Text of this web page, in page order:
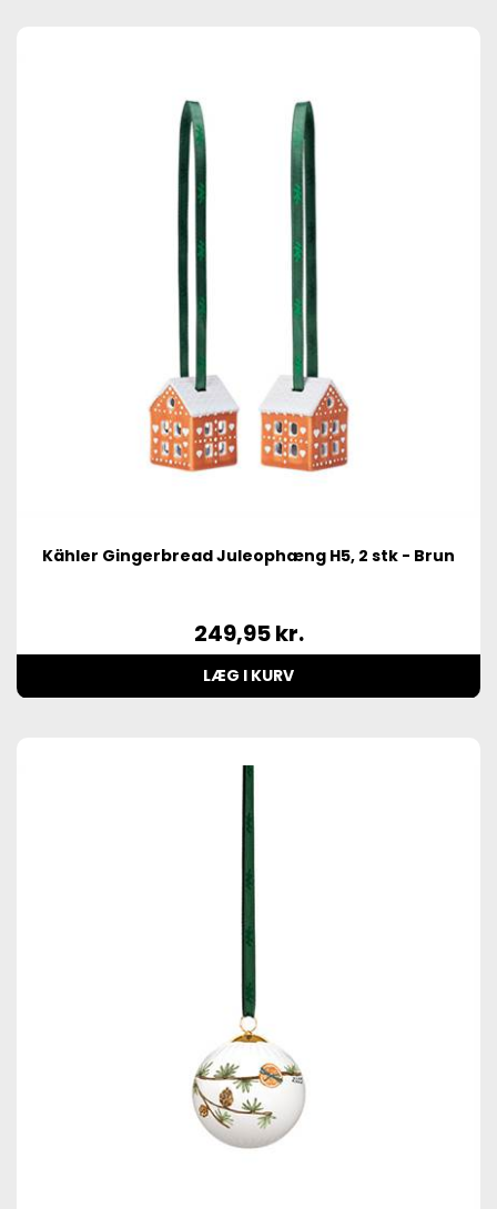
Kähler Gingerbread Juleophæng H5, 2 stk - Brun
249,95kr.
LÆG I KURV